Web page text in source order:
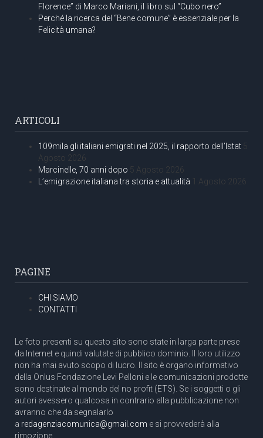
Florence” di Marco Mariani, il libro sul “Cubo nero”
Perché la ricerca del “Bene comune” è essenziale per la
Felicità umana?
ARTICOLI
109mila gli italiani emigrati nel 2025, il rapporto dell’Istat 5
Agosto 2026
Marcinelle, 70 anni dopo 5 Agosto 2026
L’emigrazione italiana tra storia e attualità 1 Agosto 2026
PAGINE
CHI SIAMO
CONTATTI
Le foto presenti su questo sito sono state in larga parte prese
da Internet e quindi valutate di pubblico dominio. Il loro utilizzo
non ha mai avuto scopo di lucro. Il sito è organo informativo
della Onlus Fondazione Levi Pelloni e le comunicazioni prodotte
sono destinate al mondo del no profit (ETS). Se i soggetti o gli
autori avessero qualcosa in contrario alla pubblicazione non
avranno che da segnalarlo
a redagenziacomunica@gmail.com e si provvederà alla
rimozione.